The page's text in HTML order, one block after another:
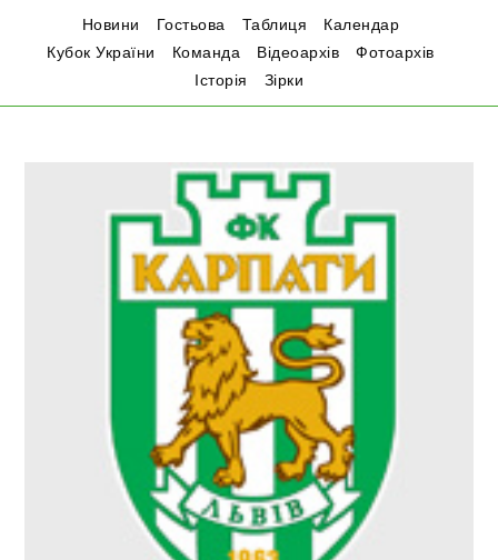
Новини Гостьова Таблиця
Календар
Кубок України
Команда Відеоархів
Фотоархів
Історія
Зірки